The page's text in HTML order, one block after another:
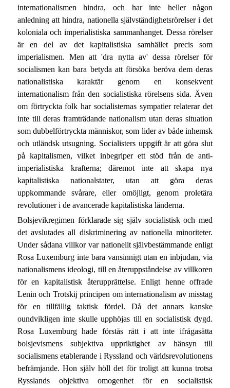
internationalismen hindra, och har inte heller någon
anledning att hindra, nationella självständighetsrörelser i det
koloniala och imperialistiska sammanhanget. Dessa rörelser
är en del av det kapitalistiska samhället precis som
imperialismen. Men att 'dra nytta av' dessa rörelser för
socialismen kan bara betyda att försöka beröva dem deras
nationalistiska karaktär genom en konsekvent
internationalism från den socialistiska rörelsens sida. Även
om förtryckta folk har socialisternas sympatier relaterar det
inte till deras framträdande nationalism utan deras situation
som dubbelförtryckta människor, som lider av både inhemsk
och utländsk utsugning. Socialisters uppgift är att göra slut
på kapitalismen, vilket inbegriper ett stöd från de anti-
imperialistiska krafterna; däremot inte att skapa nya
kapitalistiska nationalstater, utan att göra deras
uppkommande svårare, eller omöjligt, genom proletära
revolutioner i de avancerade kapitalistiska länderna.
Bolsjevikregimen förklarade sig själv socialistisk och med
det avslutades all diskriminering av nationella minoriteter.
Under sådana villkor var nationellt självbestämmande enligt
Rosa Luxemburg inte bara vansinnigt utan en inbjudan, via
nationalismens ideologi, till en återuppståndelse av villkoren
för en kapitalistisk återupprättelse. Enligt henne offrade
Lenin och Trotskij principen om internationalism av misstag
för en tillfällig taktisk fördel. Då det annars kanske
oundvikligen inte skulle upphöjas till en socialistisk dygd.
Rosa Luxemburg hade förstås rätt i att inte ifrågasätta
bolsjevismens subjektiva uppriktighet av hänsyn till
socialismens etablerande i Ryssland och världsrevolutionens
befrämjande. Hon själv höll det för troligt att kunna trotsa
Rysslands objektiva omogenhet för en socialistisk